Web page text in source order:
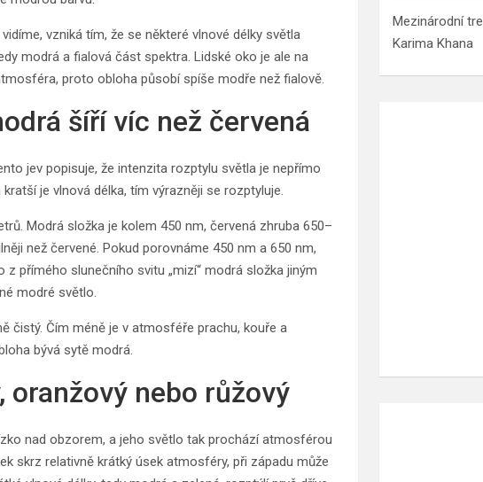
vzniká tím, že se některé vlnové délky světla
modrá a fialová část spektra. Lidské oko je ale na
proto obloha působí spíše modře než fialově.
šíří víc než červená
jev popisuje, že intenzita rozptylu světla je nepřímo
je vlnová délka, tím výrazněji se rozptyluje.
Modrá složka je kolem 450 nm, červená zhruba 650–
než červené. Pokud porovnáme 450 nm a 650 nm,
přímého slunečního svitu „mizí“ modrá složka jiným
modré světlo.
čistý. Čím méně je v atmosféře prachu, kouře a
bývá sytě modrá.
oranžový nebo růžový
nad obzorem, a jeho světlo tak prochází atmosférou
skrz relativně krátký úsek atmosféry, při západu může
Mezinárodní
Karima Khana